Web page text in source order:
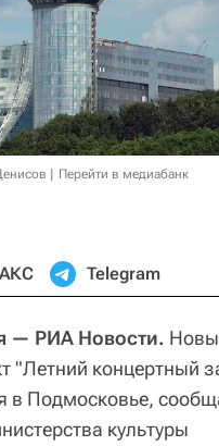
Перейти в медиабанк
Telegram
— РИА Новости.
"Летний концертный
в Подмосковье,
культуры